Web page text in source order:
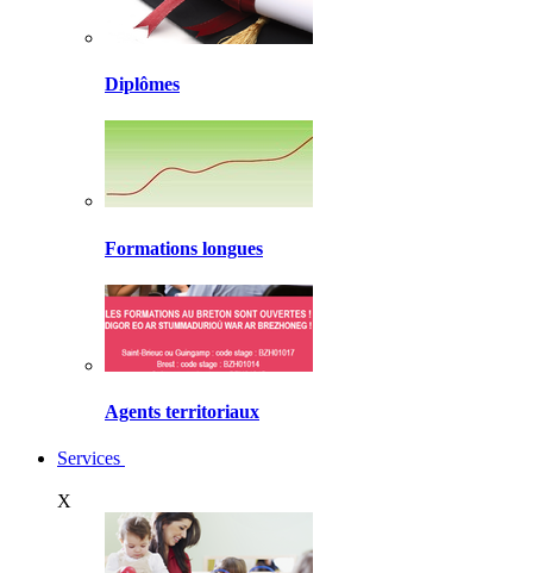
Diplômes
Formations longues
Agents territoriaux
Services
X